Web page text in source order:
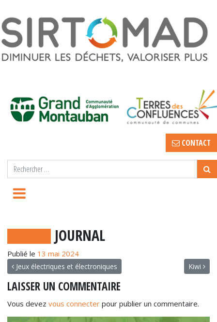
CONTACT
JOURNAL
Publié le 13 mai 2024
NAVIGATION
Jeux électriques et électroniques Kiwi
LAISSER UN COMMENTAIRE
Vous devez vous connecter pour publier un commentaire.